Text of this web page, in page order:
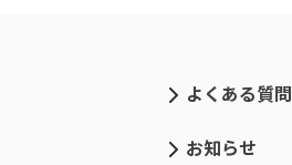
よくある質問
お知らせ